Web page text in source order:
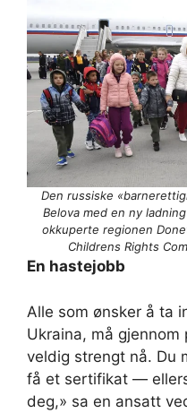
Den russiske
Belova med en ny
okkuperte regionen
Childrens Rights
En hastejobb
Alle som ønsker å ta
Ukraina, må gjennom
veldig strengt nå. Du
få et sertifikat —
deg,» sa en ansatt